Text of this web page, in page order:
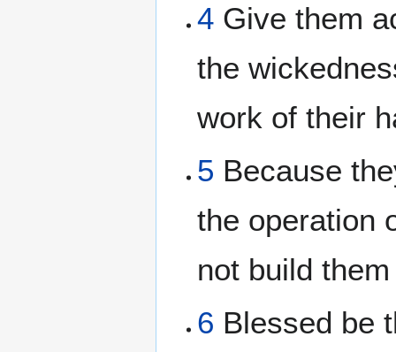
4 Give them
the
work of their
5 Because
the operation
not build
6 Blessed be